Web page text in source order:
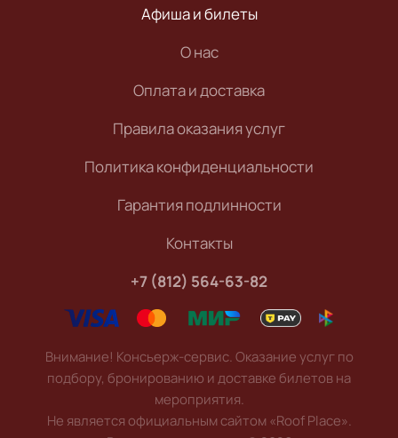
Афиша и билеты
О нас
Оплата и доставка
Правила оказания услуг
Политика конфиденциальности
Гарантия подлинности
Контакты
+7 (812) 564-63-82
Внимание! Консьерж-сервис. Оказание услуг по
подбору, бронированию и доставке билетов на
мероприятия.
Не является официальным сайтом «Roof Place».